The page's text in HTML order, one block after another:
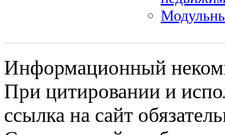
Информационный
При цитировании и
ссылка на сайт